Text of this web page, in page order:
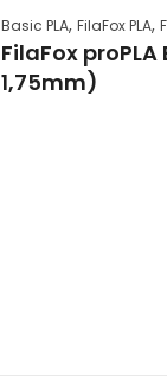
Basic PLA, FilaFox PLA,
FilaFox
1,75mm)